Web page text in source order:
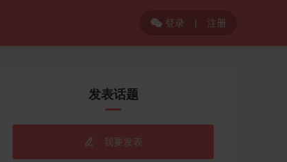
 登录 | 注册
发表话题
 我要发表